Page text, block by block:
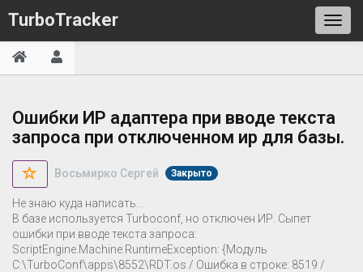
TurboTracker
Ошибки ИР адаптера при вводе текста
запроса при отключенном ир для базы.
Восьмирко Сергей Закрыто
Не знаю куда написать...
В базе используется Turboconf, но отключен ИР. Сыпет
ошибки при вводе текста запроса:
ScriptEngine.Machine.RuntimeException: {Модуль
C:\TurboConf\apps\8552\RDT.os / Ошибка в строке: 8519 /